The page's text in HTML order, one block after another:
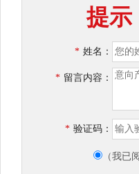
提示
* 姓名：
* 留言内容：
* 验证码：
（我已